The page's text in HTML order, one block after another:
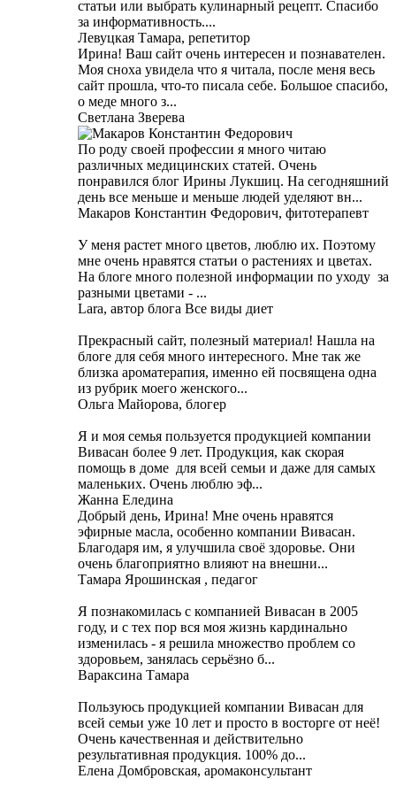
статьи или выбрать кулинарный рецепт. Спасибо
за информативность....
Левуцкая Тамара, репетитор
Ирина! Ваш сайт очень интересен и познавателен.
Моя сноха увидела что я читала, после меня весь
сайт прошла, что-то писала себе. Большое спасибо,
о меде много з...
Светлана Зверева
По роду своей профессии я много читаю
различных медицинских статей. Очень
понравился блог Ирины Лукшиц. На сегодняшний
день все меньше и меньше людей уделяют вн...
Макаров Константин Федорович, фитотерапевт
У меня растет много цветов, люблю их. Поэтому
мне очень нравятся статьи о растениях и цветах.
На блоге много полезной информации по уходу за
разными цветами - ...
Lara, автор блога Все виды диет
Прекрасный сайт, полезный материал! Нашла на
блоге для себя много интересного. Мне так же
близка ароматерапия, именно ей посвящена одна
из рубрик моего женского...
Ольга Майорова, блогер
Я и моя семья пользуется продукцией компании
Вивасан более 9 лет. Продукция, как скорая
помощь в доме для всей семьи и даже для самых
маленьких. Очень люблю эф...
Жанна Еледина
Добрый день, Ирина! Мне очень нравятся
эфирные масла, особенно компании Вивасан.
Благодаря им, я улучшила своё здоровье. Они
очень благоприятно влияют на внешни...
Тамара Ярошинская , педагог
Я познакомилась с компанией Вивасан в 2005
году, и с тех пор вся моя жизнь кардинально
изменилась - я решила множество проблем со
здоровьем, занялась серьёзно б...
Вараксина Тамара
Пользуюсь продукцией компании Вивасан для
всей семьи уже 10 лет и просто в восторге от неё!
Очень качественная и действительно
результативная продукция. 100% до...
Елена Домбровская, аромаконсультант